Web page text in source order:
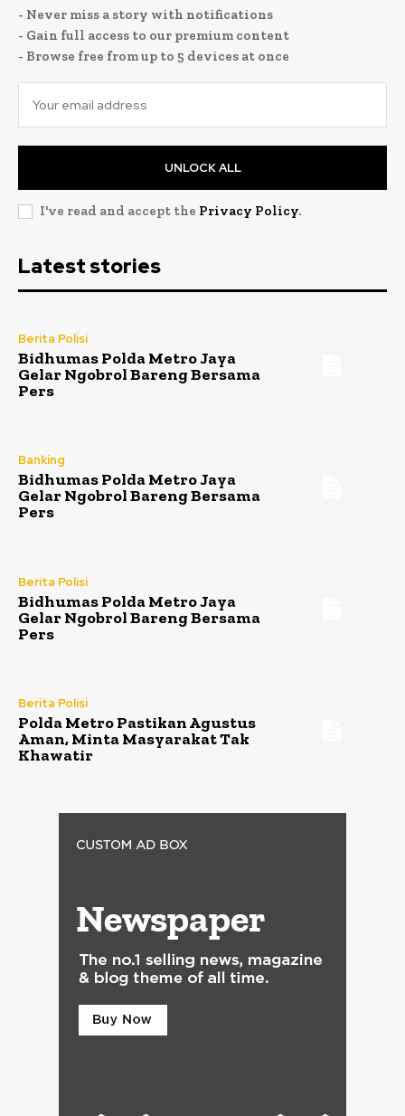
- Never miss a story with notifications
- Gain full access to our premium content
- Browse free from up to 5 devices at once
UNLOCK ALL
I've read and accept the Privacy Policy.
Latest stories
Berita Polisi
Bidhumas Polda Metro Jaya
Gelar Ngobrol Bareng Bersama
Pers
Banking
Bidhumas Polda Metro Jaya
Gelar Ngobrol Bareng Bersama
Pers
Berita Polisi
Bidhumas Polda Metro Jaya
Gelar Ngobrol Bareng Bersama
Pers
Berita Polisi
Polda Metro Pastikan Agustus
Aman, Minta Masyarakat Tak
Khawatir